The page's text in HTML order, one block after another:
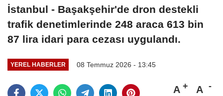
İstanbul - Başakşehir'de dron destekli
trafik denetimlerinde 248 araca 613 bin
87 lira idari para cezası uygulandı.
YEREL HABERLER 08 Temmuz 2026 - 13:45
A A